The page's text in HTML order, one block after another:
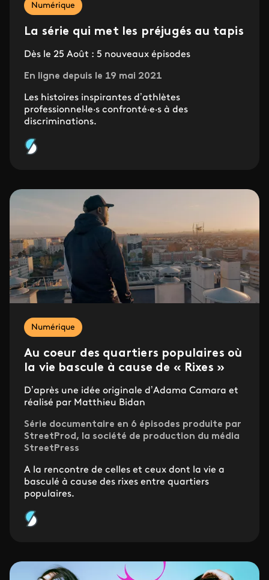
Numérique
La série qui met les préjugés au tapis
Dès le 25 Août : 5 nouveaux épisodes
En ligne depuis le 19 mai 2021
Les histoires inspirantes d’athlètes
professionnel·le·s confronté·e·s à des
discriminations.
Numérique
Au coeur des quartiers populaires où
la vie bascule à cause de « Rixes »
D’après une idée originale d’Adama Camara et
réalisé par Matthieu Bidan
Série documentaire en 6 épisodes produite par
StreetProd, la société de production du média
StreetPress
A la rencontre de celles et ceux dont la vie a
basculé à cause des rixes entre quartiers
populaires.